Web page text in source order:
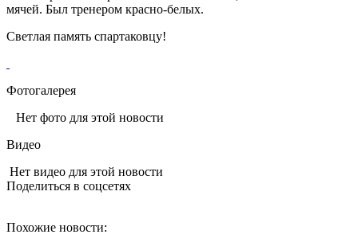
мячей. Был тренером красно-белых.
Светлая память спартаковцу!
Фотогалерея
Нет фото для этой новости
Видео
Нет видео для этой новости
Поделиться в соцсетях
Похожие новости: